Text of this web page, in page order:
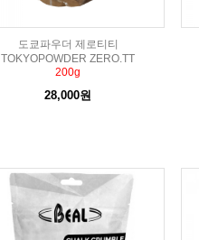
도쿄파우더 제로티티
TOKYOPOWDER ZERO.TT
200g
28,000원